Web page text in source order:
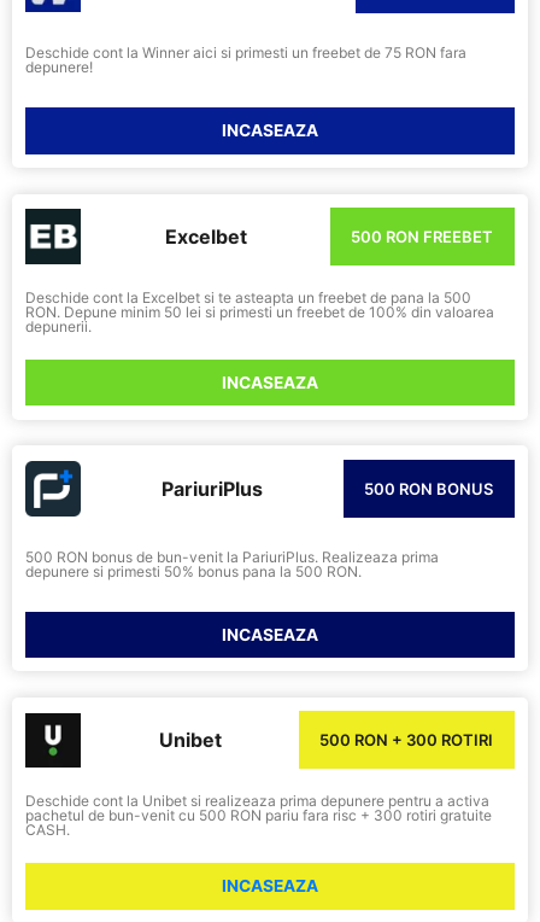
Deschide cont la Winner aici si primesti un freebet de 75 RON fara
depunere!
INCASEAZA
Excelbet 500 RON FREEBET
Deschide cont la Excelbet si te asteapta un freebet de pana la 500
RON. Depune minim 50 lei si primesti un freebet de 100% din valoarea
depunerii.
INCASEAZA
PariuriPlus 500 RON BONUS
500 RON bonus de bun-venit la PariuriPlus. Realizeaza prima
depunere si primesti 50% bonus pana la 500 RON.
INCASEAZA
Unibet 500 RON + 300 ROTIRI
Deschide cont la Unibet si realizeaza prima depunere pentru a activa
pachetul de bun-venit cu 500 RON pariu fara risc + 300 rotiri gratuite
CASH.
INCASEAZA